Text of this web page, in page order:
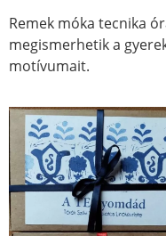
Remek móka tecnika
megismerhetik a
motívumait.